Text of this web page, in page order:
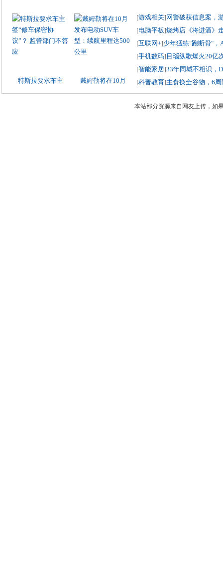
特斯拉要求车主 戴姆勒将在10月
[游戏相关]网警破获信息案，
[电脑平板]烧烤店《将进酒》
[互联网+]少年猛练"跑断骨"，
[手机数码]目瑙纵歌爆火20亿
[智能家居]33年同城不相识，
[科普教育]主食换全谷物，6
本站部分资源来自网友上传，如